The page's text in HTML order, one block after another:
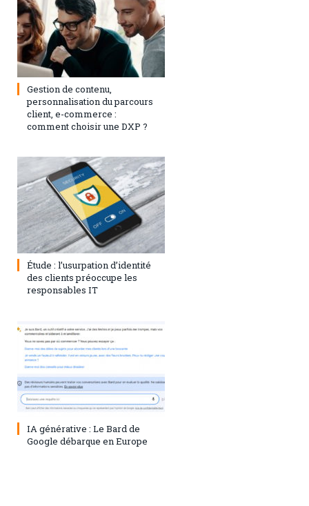
3 septembre 2024
Gestion de contenu,
personnalisation du parcours
client, e-commerce :
comment choisir une DXP ?
1 août 2023 0
Étude : l’usurpation d’identité
des clients préoccupe les
responsables IT
28 juillet 2023 0
IA générative : Le Bard de
Google débarque en Europe